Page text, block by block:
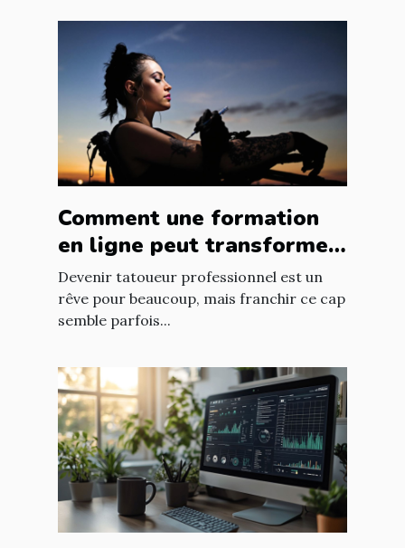
Comment une formation
en ligne peut transformer
les novices en tatoueurs
professionnels
Devenir tatoueur professionnel est un
rêve pour beaucoup, mais franchir ce cap
semble parfois...